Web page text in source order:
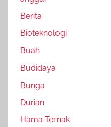
Berita
Bioteknologi
Buah
Budidaya
Bunga
Durian
Hama Ternak